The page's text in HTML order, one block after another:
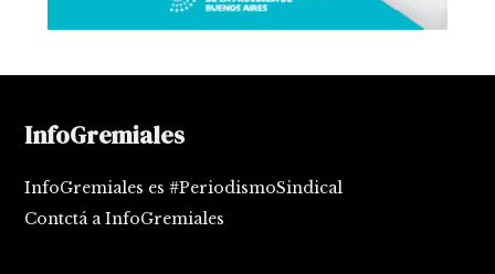
InfoGremiales
InfoGremiales es #PeriodismoSindical
Contctá a InfoGremiales